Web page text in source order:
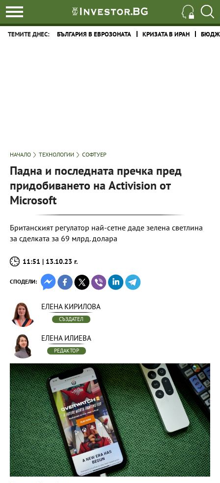
ТЕМИТЕ ДНЕС: БЪЛГАРИЯ В ЕВРОЗОНАТА КРИЗАТА В ИРАН
НАЧАЛО ТЕХНОЛОГИИ СОФТУЕР
Падна и последната пречка пред
придобиването на Activision от
Microsoft
Британският регулатор най-сетне даде зелена светлина
за сделката за 69 млрд. долара
11:51 | 13.10.23 г.
СПОДЕЛИ:
ЕЛЕНА КИРИЛОВА
СЪЗДАТЕЛ
ЕЛЕНА ИЛИЕВА
РЕДАКТОР